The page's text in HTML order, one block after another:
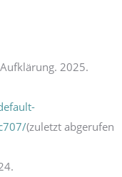
2025.
(zuletzt abgerufen